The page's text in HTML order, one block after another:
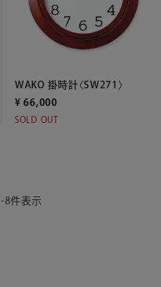
WAKO 掛時計〈SW271〉
¥ 66,000
SOLD OUT
-8件表示